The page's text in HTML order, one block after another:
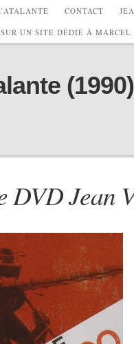
CONTACT
UN SITE DÉDIÉ À MARCEL
DVD Jean